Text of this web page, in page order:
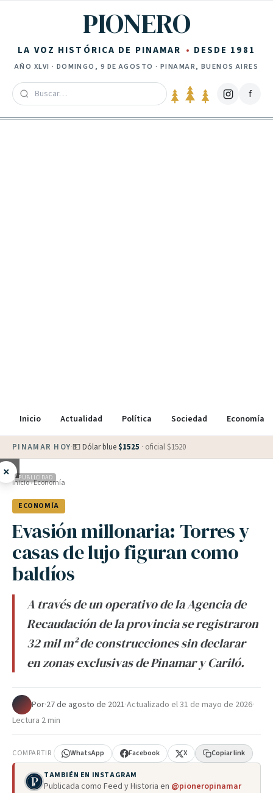
PIONERO
LA VOZ HISTÓRICA DE PINAMAR DESDE 1981
AÑO XLVI · DOMINGO, 9 DE AGOSTO · PINAMAR, BUENOS AIRES
f
Inicio Actualidad Política Sociedad Economía
PINAMAR HOY·💵 Dólar blue $1525 · oficial $1520
× PUBLICIDAD
Inicio›Economía
ECONOMÍA
Evasión millonaria: Torres y
casas de lujo figuran como
baldíos
A través de un operativo de la Agencia de
Recaudación de la provincia se registraron
32 mil m² de construcciones sin declarar
en zonas exclusivas de Pinamar y Cariló.
Por·27 de agosto de 2021·Actualizado el31 de mayo de 2026·
Lectura 2 min
COMPARTIR WhatsApp Facebook X Copiar link
TAMBIÉN EN INSTAGRAM
Publicada como Feed y Historia en @pioneropinamar